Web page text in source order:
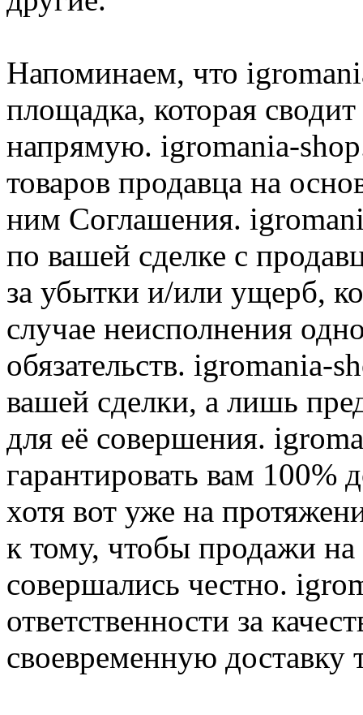
Напоминаем, что
площадка, которая
напрямую. igromania-
товаров продавца на
ним Соглашения.
по вашей сделке с
за убытки и/или ущерб,
случае неисполнения
обязательств. igromania-
вашей сделки, а лишь
для её совершения.
гарантировать вам 100%
хотя вот уже на
к тому, чтобы продажи
совершались честно.
ответственности за
своевременную доставку